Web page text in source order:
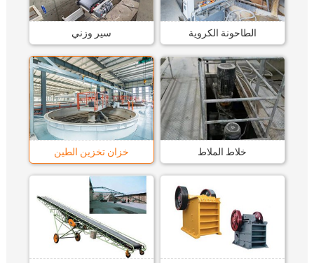
الطاحونة الكروية سير وزني
خلاط الملاط خزان تخزين الطين